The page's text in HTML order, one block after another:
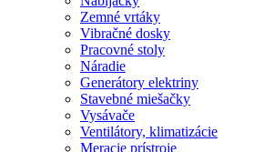
Zemné vrtáky
Vibračné dosky
Pracovné stoly
Náradie
Generátory elektriny
Stavebné miešačky
Vysávače
Ventilátory, klimatizácie
Meracie prístroje